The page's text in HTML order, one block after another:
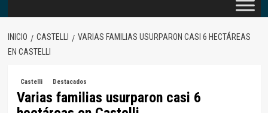
INICIO CASTELLI
VARIAS FAMILIAS USURPARON CASI 6 HECTÁREAS
EN CASTELLI
Castelli Destacados
Varias familias usurparon casi 6